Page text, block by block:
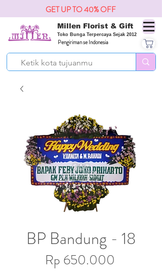
Millen Florist & Gift
Toko Bunga Terpercaya Sejak 2012
Pengiriman se Indonesia
GET UP TO 40% OFF
BP Bandung - 18
Rp 650.000